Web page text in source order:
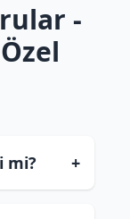
-
mi? +